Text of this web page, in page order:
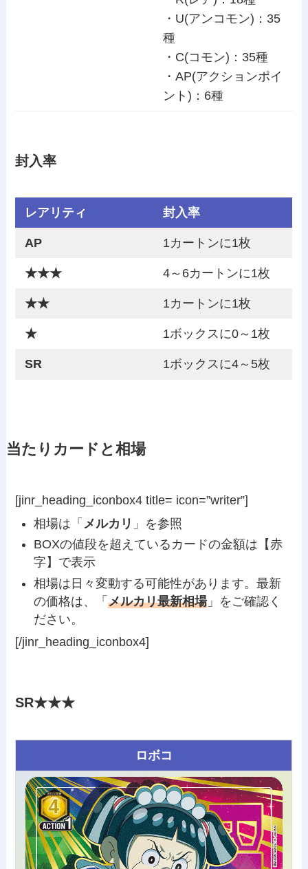
・U(アンコモン)：35
種
・C(コモン)：35種
・AP(アクションポイ
ント)：6種
封入率
レアリティ 封入率
AP 1カートンに1枚
★★★ 4～6カートンに1枚
★★ 1カートンに1枚
★ 1ボックスに0～1枚
SR 1ボックスに4～5枚
当たりカードと相場
[jinr_heading_iconbox4 title= icon=”writer”]
相場は「 メルカリ 」を参照
BOXの値段を超えているカードの金額は【赤
字】で表示
相場は日々変動する可能性があります。最新
の価格は、「メルカリ最新相場」をご確認く
ださい。
[/jinr_heading_iconbox4]
SR★★★
ロボコ